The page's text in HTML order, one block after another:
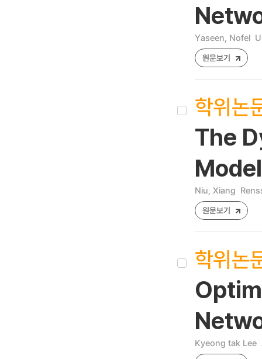
Yaseen, Nofel
원문보기
학위논
The
Niu, Xiang
원문보기
학위논
Kyeong tak Lee